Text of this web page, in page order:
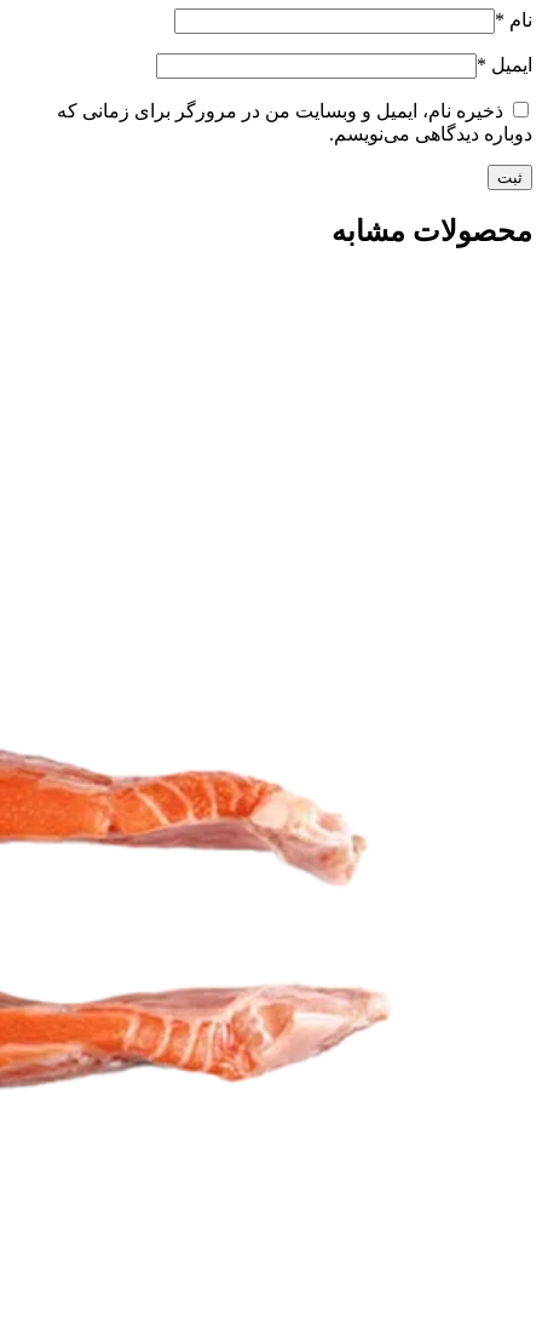
نام *
ایمیل *
ذخیره نام، ایمیل و وبسایت من در مرورگر برای زمانی که
دوباره دیدگاهی می‌نویسم.
محصولات مشابه